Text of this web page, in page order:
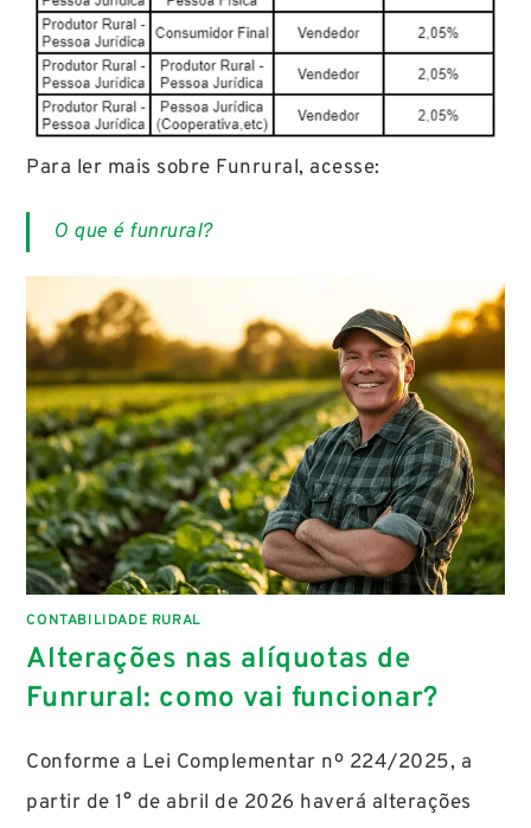
Para ler mais sobre Funrural, acesse:
O que é funrural?
CONTABILIDADE RURAL
Alterações nas alíquotas de
Funrural: como vai funcionar?
Conforme a Lei Complementar nº 224/2025, a
partir de 1° de abril de 2026 haverá alterações